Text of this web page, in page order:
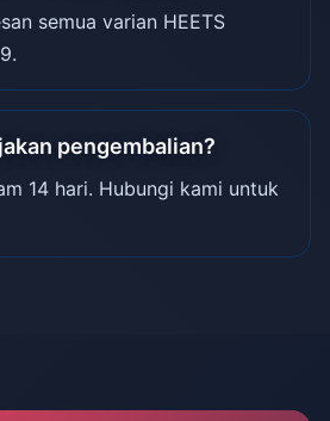
semua varian HEETS
pengembalian?
14 hari. Hubungi kami untuk